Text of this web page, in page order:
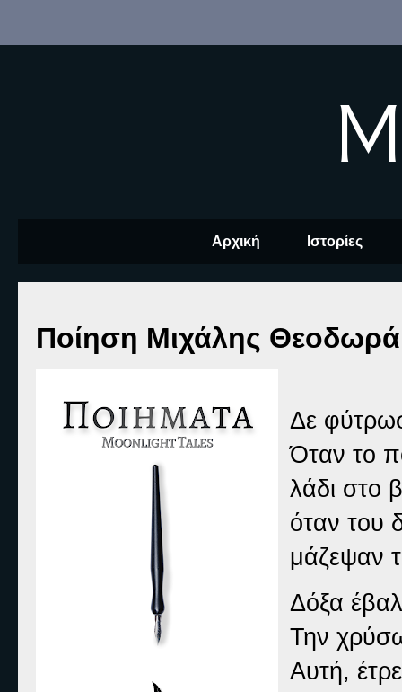
Αρχική Ιστορίες
Ποίηση Μιχάλης
Δε
Όταν το
λάδι στο
όταν του
μάζεψαν
Δόξα
Την
Αυτή,